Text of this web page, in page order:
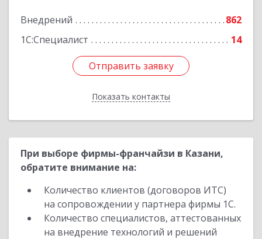
Внедрений
862
1С:Специалист
14
Отправить заявку
Показать контакты
Подробнее
Отправить заявку
Назад
При выборе фирмы-франчайзи в Казани,
обратите внимание на:
Количество клиентов (договоров ИТС)
на сопровождении у партнера фирмы 1С.
Количество специалистов, аттестованных
на внедрение технологий и решений